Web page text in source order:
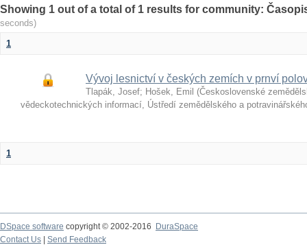
Showing 1 out of a total of 1 results for community:
seconds)
1
Vývoj lesnictví v českých zemích v prnví
Tlapák, Josef; Hošek, Emil (Československé
vědeckotechnických informací, Ústředí zemědělského a
1
DSpace software copyright © 2002-2016
DuraSpace
Contact Us
Send Feedback